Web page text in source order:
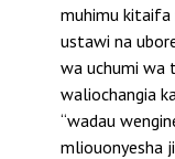
muhimu kitaifa
ustawi na
wa uchumi wa
waliochangia
“wadau
mliouonyesha